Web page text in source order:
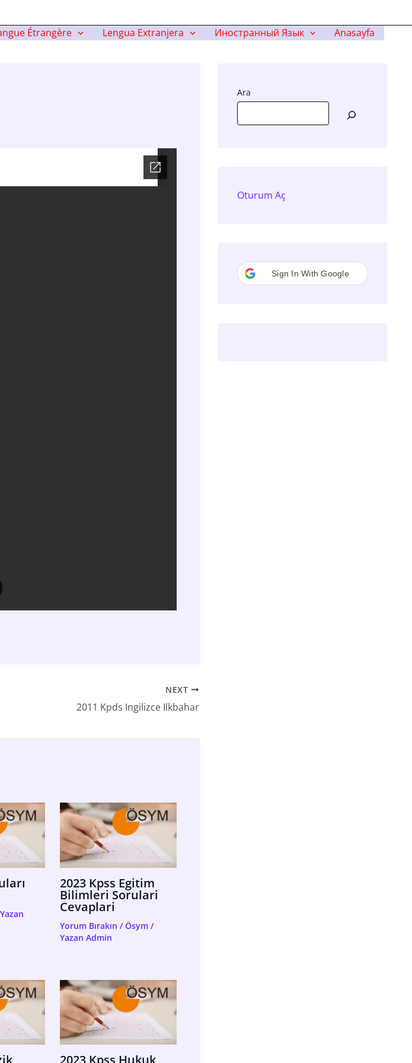
Étrangère Lengua Extranjera Иностранный Язык Anasayfa
NEXT
2011 Kpds Ingilizce Ilkbahar
2023 Kpss Egitim
Bilimleri Sorulari
Cevaplari
Yorum Bırakın /Ösym/
Yazan Admin
Ara
Oturum Aç
Sign In With Google